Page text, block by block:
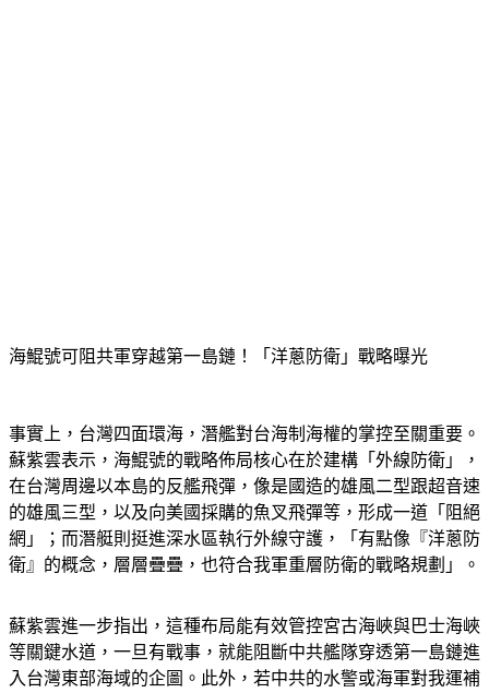
海鯤號可阻共軍穿越第一島鏈！「洋蔥防衛」戰略曝光
事實上，台灣四面環海，潛艦對台海制海權的掌控至關重要。
蘇紫雲表示，海鯤號的戰略佈局核心在於建構「外線防衛」，
在台灣周邊以本島的反艦飛彈，像是國造的雄風二型跟超音速
的雄風三型，以及向美國採購的魚叉飛彈等，形成一道「阻絕
網」；而潛艇則挺進深水區執行外線守護，「有點像『洋蔥防
衛』的概念，層層疊疊，也符合我軍重層防衛的戰略規劃」。
蘇紫雲進一步指出，這種布局能有效管控宮古海峽與巴士海峽
等關鍵水道，一旦有戰事，就能阻斷中共艦隊穿透第一島鏈進
入台灣東部海域的企圖。此外，若中共的水警或海軍對我運補